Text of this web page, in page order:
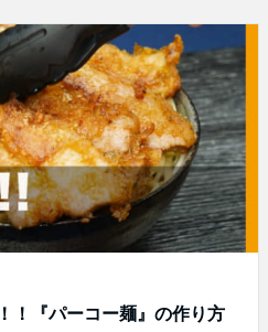
！『パーコー麺』の作り方